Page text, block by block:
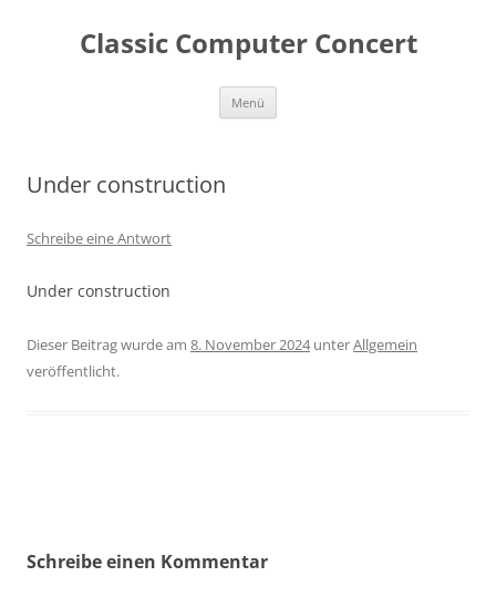
springenClassic Computer Concert
Menü
Under construction
Schreibe eine Antwort
Under construction
Dieser Beitrag wurde am 8. November 2024unterAllgemein
veröffentlicht.
Schreibe einen Kommentar